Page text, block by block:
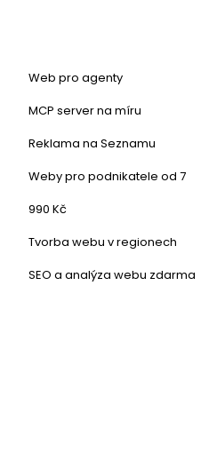
Web pro agenty
MCP server na míru
Reklama na Seznamu
Weby pro podnikatele od 7
990 Kč
Tvorba webu v regionech
SEO a analýza webu zdarma